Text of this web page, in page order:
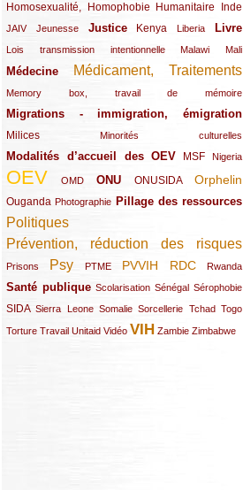
Homosexualité, Homophobie
(44/289) Humanitaire
(47/289) Inde
(34/289)
JAIV
(10/289)Jeunesse
(21/289) Justice
(65/289) Kenya
(35/289) Liberia
(25/289) Livre
(62/289)
Lois transmission intentionnelle
(24/289) Malawi
(11/289) Mali
(21/289)
Médecine
(62/289) Médicament, Traitements
(142/289)
Memory box, travail de mémoire
(11/289)
Migrations - immigration, émigration
(67/289)
Milices
(34/289) Minorités culturelles
(15/289)
Modalités d’accueil des OEV
(58/289) MSF
(54/289) Nigeria
(27/289)
OEV
(269/289) OMD
(26/289) ONU
(58/289) ONUSIDA
(44/289) Orphelin
(112/289)
Ouganda
(29/289) Photographie
(27/289) Pillage des ressources
(77/289)
Politiques
(120/289)
Prévention, réduction des risques
(131/289)
Prisons
(22/289) Psy
(119/289) PTME
(12/289) PVVIH
(111/289) RDC
(104/289) Rwanda
(23/289)
Santé publique
(59/289) Scolarisation
(9/289) Sénégal
(13/289) Sérophobie
(19/289)
SIDA
(29/289)Sierra Leone
(13/289) Somalie
(12/289) Sorcellerie
(19/289) Tchad
(10/289) Togo
(15/289)
Torture
(17/289)Travail
(21/289) Unitaid
(26/289) Vidéo
(23/289) VIH
(154/289) Zambie
(12/289) Zimbabwe
(21/289)